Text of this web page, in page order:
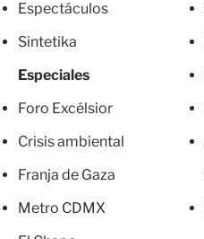
Espectáculos
Sintetika
Especiales
Foro Excélsior
Crisis ambiental
Franja de Gaza
Metro CDMX